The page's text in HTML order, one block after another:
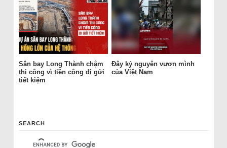
Sân bay Long Thành chậm
thi công vì tiền công đi gửi
tiết kiệm
Đây kỷ nguyên vươn mình
của Việt Nam
SEARCH